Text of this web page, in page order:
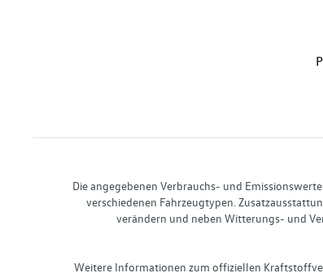
Die angegebenen Verbrauchs- und
verschiedenen Fahrzeugtypen.
verändern und neben Witterungs- und
Weitere Informationen zum offiziellen